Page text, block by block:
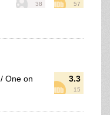
38 57
3.3
15
/ One on